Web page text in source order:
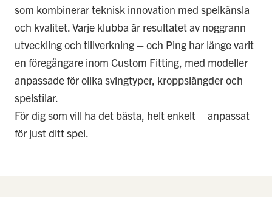
som kombinerar teknisk innovation med spelkänsla
och kvalitet. Varje klubba är resultatet av noggrann
utveckling och tillverkning – och Ping har länge varit
en föregångare inom Custom Fitting, med modeller
anpassade för olika svingtyper, kroppslängder och
spelstilar.
För dig som vill ha det bästa, helt enkelt – anpassat
för just ditt spel.